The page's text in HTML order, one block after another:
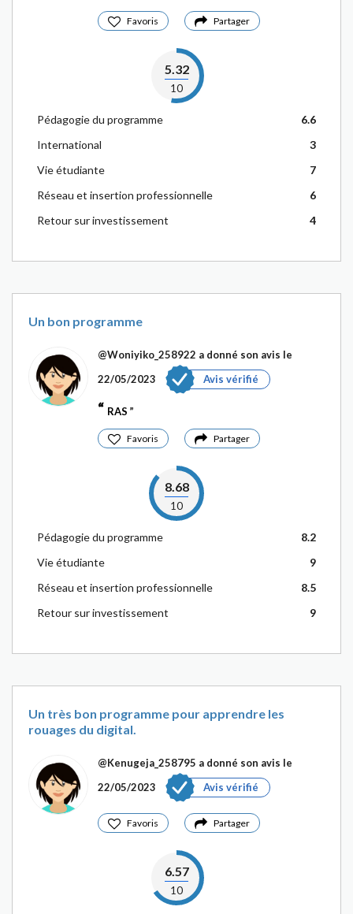
Favoris Partager
5.32
10
Pédagogie du programme
6.6
International
3
Vie étudiante
7
Réseau et insertion professionnelle
6
Retour sur investissement
4
Un bon programme
@Woniyiko_258922 a donné son avis le
22/05/2023
Avis vérifié
RAS
Favoris Partager
8.68
10
Pédagogie du programme
8.2
Vie étudiante
9
Réseau et insertion professionnelle
8.5
Retour sur investissement
9
Un très bon programme pour apprendre les
rouages du digital.
@Kenugeja_258795 a donné son avis le
22/05/2023
Avis vérifié
Favoris Partager
6.57
10